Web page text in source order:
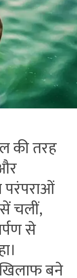
की तरह
परंपराओं
चलीं,
से
बने